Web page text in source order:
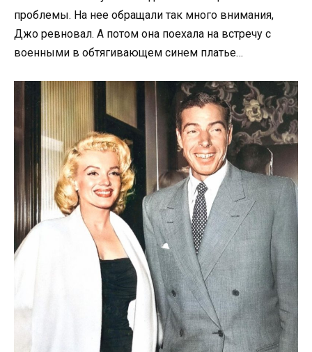
проблемы. На нее обращали так много внимания,
Джо ревновал. А потом она поехала на встречу с
военными в обтягивающем синем платье…